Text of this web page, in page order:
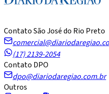
Contato São José do Rio Preto
(17) 2139-2054
Contato DPO
dpo@diariodaregiao.com.br
Outros